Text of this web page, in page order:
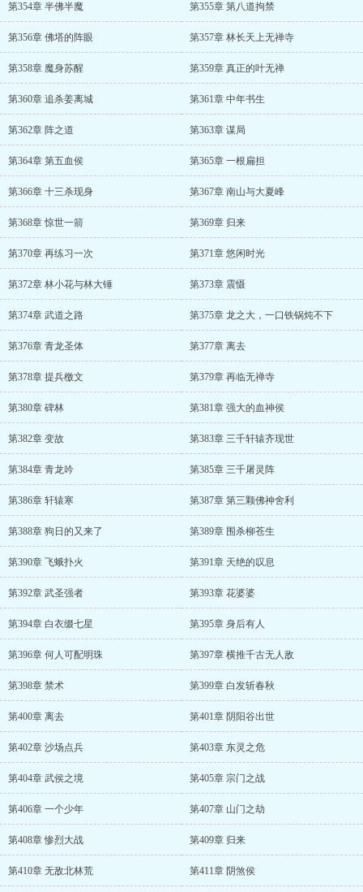
第354章 半佛半魔 第355章 第八道拘禁
第356章 佛塔的阵眼 第357章 林长天上无禅寺
第358章 魔身苏醒 第359章 真正的叶无禅
第360章 追杀姜离城 第361章 中年书生
第362章 阵之道 第363章 谋局
第364章 第五血侯 第365章 一根扁担
第366章 十三杀现身 第367章 南山与大夏峰
第368章 惊世一箭 第369章 归来
第370章 再练习一次 第371章 悠闲时光
第372章 林小花与林大锤 第373章 震慑
第374章 武道之路 第375章 龙之大，一口铁锅炖不下
第376章 青龙圣体 第377章 离去
第378章 提兵檄文 第379章 再临无禅寺
第380章 碑林 第381章 强大的血神侯
第382章 变故 第383章 三千轩辕齐现世
第384章 青龙吟 第385章 三千屠灵阵
第386章 轩辕寒 第387章 第三颗佛神舍利
第388章 狗日的又来了 第389章 围杀柳苍生
第390章 飞蛾扑火 第391章 天绝的叹息
第392章 武圣强者 第393章 花婆婆
第394章 白衣缀七星 第395章 身后有人
第396章 何人可配明珠 第397章 横推千古无人敌
第398章 禁术 第399章 白发斩春秋
第400章 离去 第401章 阴阳谷出世
第402章 沙场点兵 第403章 东灵之危
第404章 武侯之境 第405章 宗门之战
第406章 一个少年 第407章 山门之劫
第408章 惨烈大战 第409章 归来
第410章 无敌北林荒 第411章 阴煞侯